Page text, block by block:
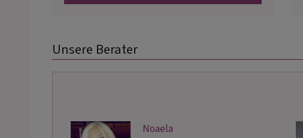
Unsere Berater
Noaela